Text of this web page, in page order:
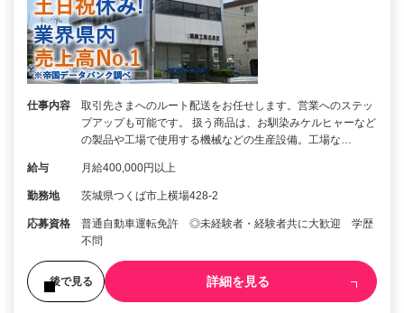
仕事内容
取引先さまへのルート配送をお任せします。営業へのステッ
プアップも可能です。 扱う商品は、お馴染みケルヒャーなど
の製品や工場で使用する機械などの生産設備。工場な…
給与 月給400,000円以上
勤務地 茨城県つくば市上横場428-2
応募資格
普通自動車運転免許 ◎未経験者・経験者共に大歓迎 学歴
不問
後で見る 詳細を見る